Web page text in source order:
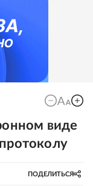
виде
ПОДЕЛИТЬСЯ